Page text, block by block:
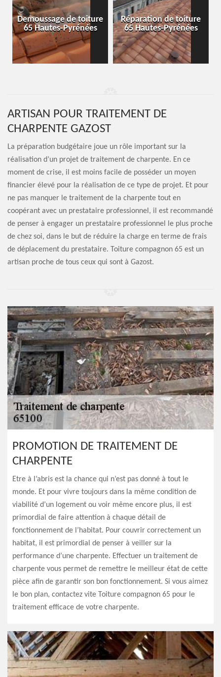
Demoussage de toiture
65 Hautes-Pyrénées
Réparation de toiture
65 Hautes-Pyrénées
ARTISAN POUR TRAITEMENT DE
CHARPENTE GAZOST
La préparation budgétaire joue un rôle important sur la
réalisation d’un projet de traitement de charpente. En ce
moment de crise, il est moins facile de posséder un moyen
financier élevé pour la réalisation de ce type de projet. Et pour
ne pas manquer le traitement de la charpente tout en
coopérant avec un prestataire professionnel, il est recommandé
de penser à engager un prestataire professionnel le plus proche
de chez soi, dans le but de réduire la charge en terme de frais
de déplacement du prestataire. Toiture compagnon 65 est un
artisan proche de tous ceux qui sont à Gazost.
PROMOTION DE TRAITEMENT DE
CHARPENTE
Etre à l’abris est la chance qui n’est pas donné à tout le
monde. Et pour vivre toujours dans la même condition de
viabilité d’un logement ou voir même encore plus, il est
primordial de faire attention à chaque détail de
fonctionnement de l’habitat. Pour couvrir correctement un
habitat, il est primordial de penser à veiller sur la
performance d’une charpente. Effectuer un traitement de
charpente vous permet de remettre le meilleur état de cette
pièce afin de garantir son bon fonctionnement. Si vous aimez
le bon plan, contactez vite Toiture compagnon 65 pour le
traitement efficace de votre charpente.